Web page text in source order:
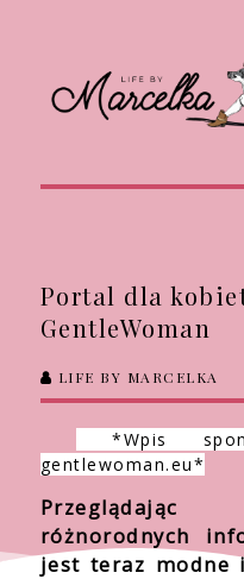
Portal dla
GentleWoman
LIFE BY MARCELKA
*Wpis
gentlewoman.eu*
Przeglądając
różnorodnych
jest teraz modne